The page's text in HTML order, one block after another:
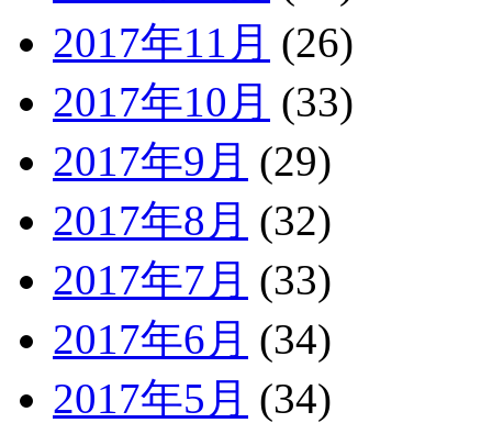
2017年11月 (26)
2017年10月 (33)
2017年9月 (29)
2017年8月 (32)
2017年7月 (33)
2017年6月 (34)
2017年5月 (34)